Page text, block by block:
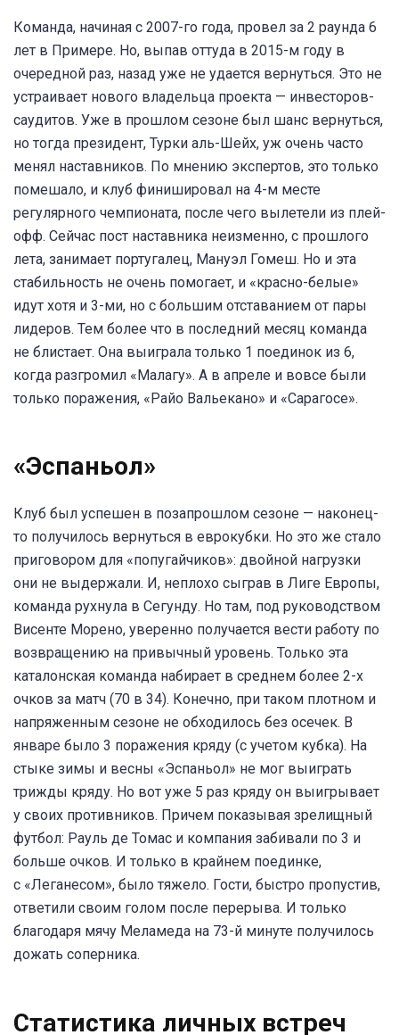
Команда, начиная с 2007-го года, провел за 2 раунда 6
лет в Примере. Но, выпав оттуда в 2015-м году в
очередной раз, назад уже не удается вернуться. Это не
устраивает нового владельца проекта — инвесторов-
саудитов. Уже в прошлом сезоне был шанс вернуться,
но тогда президент, Турки аль-Шейх, уж очень часто
менял наставников. По мнению экспертов, это только
помешало, и клуб финишировал на 4-м месте
регулярного чемпионата, после чего вылетели из плей-
офф. Сейчас пост наставника неизменно, с прошлого
лета, занимает португалец, Мануэл Гомеш. Но и эта
стабильность не очень помогает, и «красно-белые»
идут хотя и 3-ми, но с большим отставанием от пары
лидеров. Тем более что в последний месяц команда
не блистает. Она выиграла только 1 поединок из 6,
когда разгромил «Малагу». А в апреле и вовсе были
только поражения, «Райо Вальекано» и «Сарагосе».
«Эспаньол»
Клуб был успешен в позапрошлом сезоне — наконец-
то получилось вернуться в еврокубки. Но это же стало
приговором для «попугайчиков»: двойной нагрузки
они не выдержали. И, неплохо сыграв в Лиге Европы,
команда рухнула в Сегунду. Но там, под руководством
Висенте Морено, уверенно получается вести работу по
возвращению на привычный уровень. Только эта
каталонская команда набирает в среднем более 2-х
очков за матч (70 в 34). Конечно, при таком плотном и
напряженным сезоне не обходилось без осечек. В
январе было 3 поражения кряду (с учетом кубка). На
стыке зимы и весны «Эспаньол» не мог выиграть
трижды кряду. Но вот уже 5 раз кряду он выигрывает
у своих противников. Причем показывая зрелищный
футбол: Рауль де Томас и компания забивали по 3 и
больше очков. И только в крайнем поединке,
с «Леганесом», было тяжело. Гости, быстро пропустив,
ответили своим голом после перерыва. И только
благодаря мячу Меламеда на 73-й минуте получилось
дожать соперника.
Статистика личных встреч